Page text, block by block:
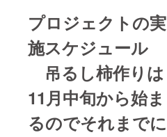
プロジェクトの実
施スケジュール
吊るし柿作りは
11月中旬から始ま
るのでそれまでに